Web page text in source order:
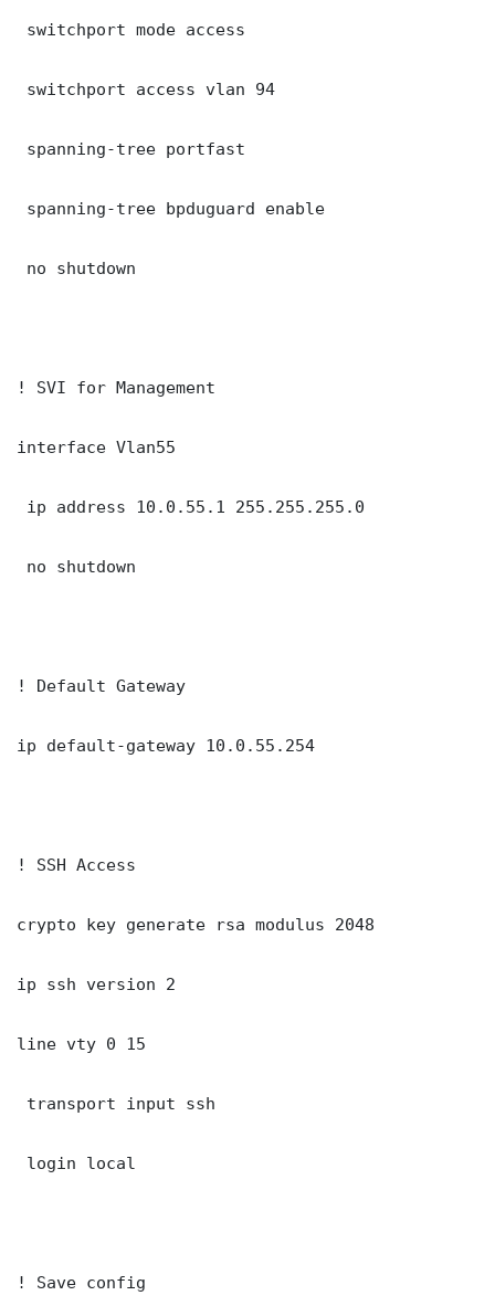
switchport mode access
switchport access vlan 94
spanning-tree portfast
spanning-tree bpduguard enable
no shutdown
! SVI for Management
interface Vlan55
ip address 10.0.55.1 255.255.255.0
no shutdown
! Default Gateway
ip default-gateway 10.0.55.254
! SSH Access
crypto key generate rsa modulus 2048
ip ssh version 2
line vty 0 15
transport input ssh
login local
! Save config